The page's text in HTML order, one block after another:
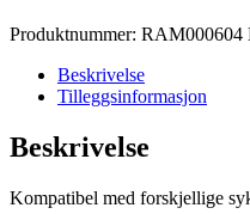
Produktnummer: RAM000604
Beskrivelse
Tilleggsinformasjon
Beskrivelse
Kompatibel med forskjellige